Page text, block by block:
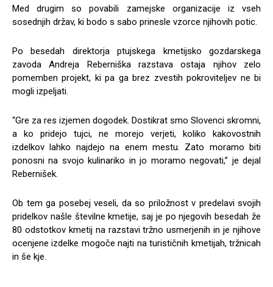
Med drugim so povabili zamejske organizacije iz vseh
sosednjih držav, ki bodo s sabo prinesle vzorce njihovih potic.
Po besedah direktorja ptujskega kmetijsko gozdarskega
zavoda Andreja Reberniška razstava ostaja njihov zelo
pomemben projekt, ki pa ga brez zvestih pokroviteljev ne bi
mogli izpeljati.
“Gre za res izjemen dogodek. Dostikrat smo Slovenci skromni,
a ko pridejo tujci, ne morejo verjeti, koliko kakovostnih
izdelkov lahko najdejo na enem mestu. Zato moramo biti
ponosni na svojo kulinariko in jo moramo negovati,” je dejal
Rebernišek.
Ob tem ga posebej veseli, da so priložnost v predelavi svojih
pridelkov našle številne kmetije, saj je po njegovih besedah že
80 odstotkov kmetij na razstavi tržno usmerjenih in je njihove
ocenjene izdelke mogoče najti na turističnih kmetijah, tržnicah
in še kje.